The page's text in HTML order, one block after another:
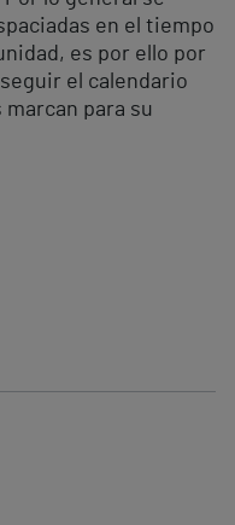
en el tiempo
es por ello por
el calendario
para su